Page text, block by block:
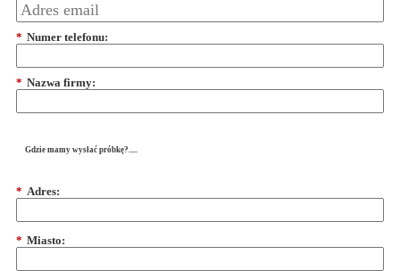
* Numer telefonu:
* Nazwa firmy:
Gdzie mamy wysłać próbkę?.....
* Adres:
* Miasto: